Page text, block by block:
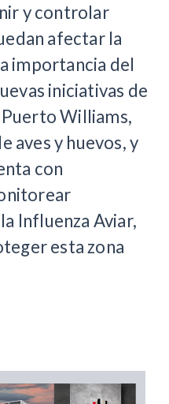
y controlar
afectar la
importancia del
iniciativas de
Williams,
aves y huevos, y
con
Influenza Aviar,
esta zona